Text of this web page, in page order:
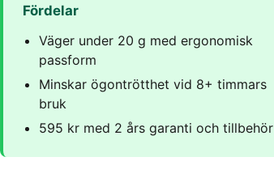
Fördelar
Väger under 20 g med ergonomisk
passform
Minskar ögontrötthet vid 8+ timmars
bruk
595 kr med 2 års garanti och tillbehör